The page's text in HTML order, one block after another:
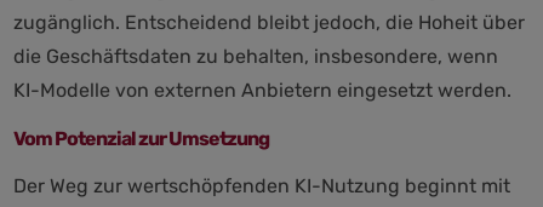
zugänglich. Entscheidend bleibt jedoch, die Hoheit über
die Geschäftsdaten zu behalten, insbesondere, wenn
KI-Modelle von externen Anbietern eingesetzt werden.
Vom Potenzial zur Umsetzung
Der Weg zur wertschöpfenden KI-Nutzung beginnt mit